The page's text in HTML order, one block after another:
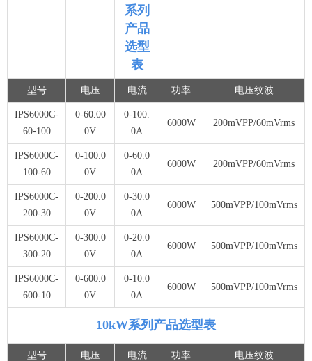
系列
产品
选型
表
型号 电压 电流 功率 电压纹波
IPS6000C-
60-100
0-60.00
0V
0-100.
0A
6000W 200mVPP/60mVrms
IPS6000C-
100-60
0-100.0
0V
0-60.0
0A
6000W 200mVPP/60mVrms
IPS6000C-
200-30
0-200.0
0V
0-30.0
0A
6000W 500mVPP/100mVrms
IPS6000C-
300-20
0-300.0
0V
0-20.0
0A
6000W 500mVPP/100mVrms
IPS6000C-
600-10
0-600.0
0V
0-10.0
0A
6000W 500mVPP/100mVrms
10kW系列产品选型表
型号 电压 电流 功率 电压纹波